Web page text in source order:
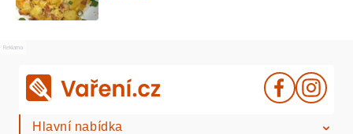
Reklama
Hlavní nabídka